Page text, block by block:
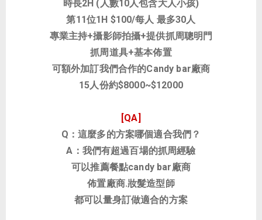
時長2H (人數10人包含大人小孩)
第11位1H $100/每人 最多30人
專業主持+攝影師拍攝+提供抓周聰明門
抓周道具+基本佈置
可額外加訂我們合作的Candy bar廠商
15人份約$8000~$12000
[QA]
Q：這麼多的方案哪個適合我們？
A：我們有超過百場的抓周經驗
可以推薦餐點candy bar廠商
佈置廠商.妝髮造型師
都可以量身訂做適合的方案